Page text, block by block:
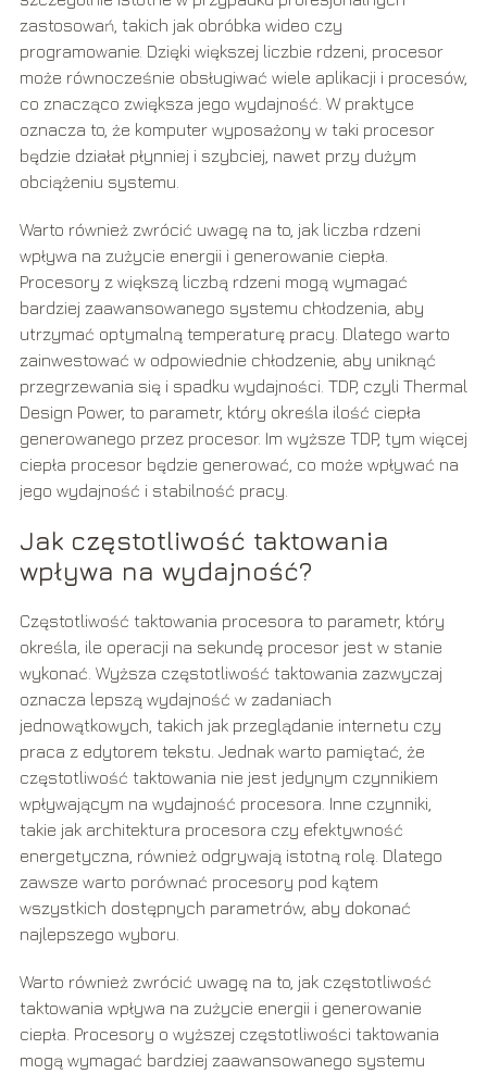
zastosowań, takich jak obróbka wideo czy
programowanie. Dzięki większej liczbie rdzeni, procesor
może równocześnie obsługiwać wiele aplikacji i procesów,
co znacząco zwiększa jego wydajność. W praktyce
oznacza to, że komputer wyposażony w taki procesor
będzie działał płynniej i szybciej, nawet przy dużym
obciążeniu systemu.
Warto również zwrócić uwagę na to, jak liczba rdzeni
wpływa na zużycie energii i generowanie ciepła.
Procesory z większą liczbą rdzeni mogą wymagać
bardziej zaawansowanego systemu chłodzenia, aby
utrzymać optymalną temperaturę pracy. Dlatego warto
zainwestować w odpowiednie chłodzenie, aby uniknąć
przegrzewania się i spadku wydajności. TDP, czyli Thermal
Design Power, to parametr, który określa ilość ciepła
generowanego przez procesor. Im wyższe TDP, tym więcej
ciepła procesor będzie generować, co może wpływać na
jego wydajność i stabilność pracy.
Jak częstotliwość taktowania
wpływa na wydajność?
Częstotliwość taktowania procesora to parametr, który
określa, ile operacji na sekundę procesor jest w stanie
wykonać. Wyższa częstotliwość taktowania zazwyczaj
oznacza lepszą wydajność w zadaniach
jednowątkowych, takich jak przeglądanie internetu czy
praca z edytorem tekstu. Jednak warto pamiętać, że
częstotliwość taktowania nie jest jedynym czynnikiem
wpływającym na wydajność procesora. Inne czynniki,
takie jak architektura procesora czy efektywność
energetyczna, również odgrywają istotną rolę. Dlatego
zawsze warto porównać procesory pod kątem
wszystkich dostępnych parametrów, aby dokonać
najlepszego wyboru.
Warto również zwrócić uwagę na to, jak częstotliwość
taktowania wpływa na zużycie energii i generowanie
ciepła. Procesory o wyższej częstotliwości taktowania
mogą wymagać bardziej zaawansowanego systemu